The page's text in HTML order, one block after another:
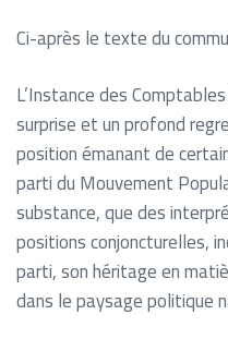
Ci-après le texte du
L’Instance des
surprise et un profond
position émanant de
parti du Mouvement
substance, que des
positions conjoncturelles,
parti, son héritage en
dans le paysage politique